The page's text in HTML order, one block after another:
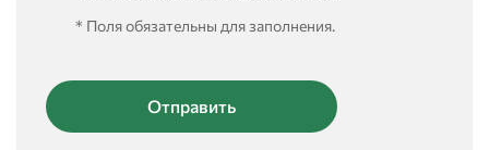
* Поля обязательны для заполнения.